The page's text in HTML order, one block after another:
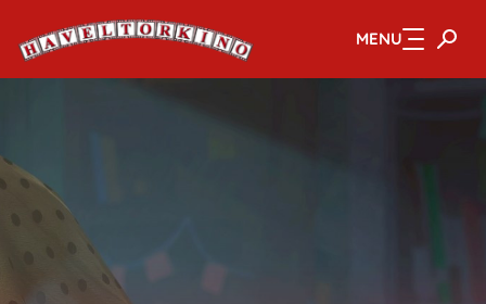
Zum Hauptinhalt springen MENU